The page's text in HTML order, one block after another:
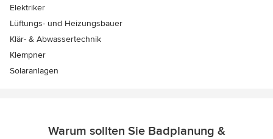
Elektriker
Lüftungs- und Heizungsbauer
Klär- & Abwassertechnik
Klempner
Solaranlagen
Warum sollten Sie Badplanung &